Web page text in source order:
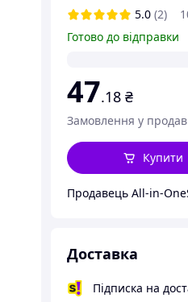
5.0 (2)
Готово до відправки
47.18 ₴
Замовлення у
Купити
Продавець All-in-
Доставка
Підписка на